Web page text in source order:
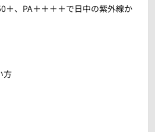
＋、PA＋＋＋＋で日中の紫外線か
方